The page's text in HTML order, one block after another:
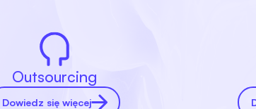
Outsourcing
Dowiedz się więcej